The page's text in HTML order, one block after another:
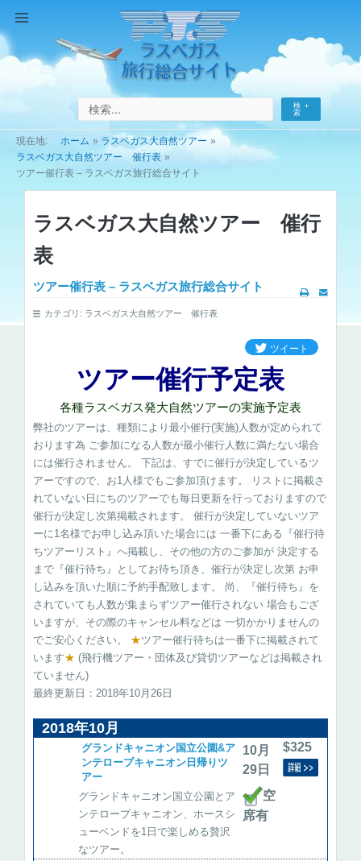
テ
ン
キ
Menu
検
索
ホーム
ラスベガス大自然ツアー
ラスベガス大自然ツアー 催行表
ツアー催行表 – ラスベガス旅行総合サイト
ラスベガス大自然ツアー 催行
表
ツアー催行表 – ラスベガス旅行総合サイト
カテゴリ: ラスベガス大自然ツアー 催行表
ツアー催行予定表
各種ラスベガス発大自然ツアーの実施予定表
弊社のツアーは、種類により最小催行(実施)人数が定められて
おります為 ご参加になる人数が最小催行人数に満たない場合
には催行されません。 下記は、すでに催行が決定しているツ
アーですので、お1人様でもご参加頂けます。 リストに掲載さ
れていない日にちのツアーでも毎日更新を行っておりますので
催行が決定し次第掲載されます。 催行が決定していないツア
ーに1名様でお申し込み頂いた場合には 一番下にある『催行待
ちツアーリスト』へ掲載し、その他の方のご参加が 決定する
まで『催行待ち』としてお待ち頂き、催行が決定し次第 お申
し込みを頂いた順に予約手配致します。 尚、『催行待ち』を
されていても人数が集まらずツアー催行されない 場合もござ
いますが、その際のキャンセル料などは 一切かかりませんの
でご安心ください。 ★ツアー催行待ちは一番下に掲載されて
います★ (飛行機ツアー・団体及び貸切ツアーなどは掲載され
ていません)
最終更新日：2018年10月26日
2018年10月
グランドキャニオン国立公園&ア
ンテロープキャニオン日帰りツ
アー
グランドキャニオン国立公園とア
ンテロープキャニオン、ホースシ
ューベンドを1日で楽しめる贅沢
なツアー。
10月
29日
空
席有
$325
ツイート